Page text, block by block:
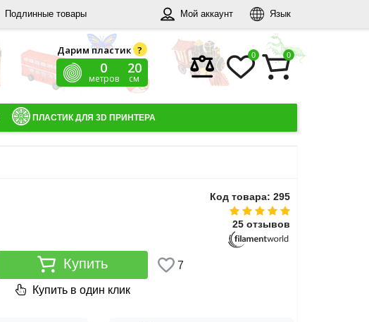
Подлинные товары Мой аккаунт Язык
Дарим пластик ?
0
метров
21
см
0 0
ПЛАСТИК ДЛЯ 3D ПРИНТЕРА
Код товара: 295
25 отзывов
Купить
Купить в один клик
7